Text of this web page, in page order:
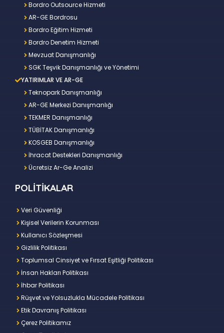
Bordro Outsource Hizmeti
AR-GE Bordrosu
Bordro Eğitim Hizmeti
Bordro Denetim Hizmeti
Mevzuat Danışmanlığı
SGK Teşvik Danışmanlığı ve Yönetimi
YATIRIMLAR VE AR-GE
Teknopark Danışmanlığı
AR-GE Merkezi Danışmanlığı
TEKMER Danışmanlığı
TÜBİTAK Danışmanlığı
KOSGEB Danışmanlığı
İhracat Destekleri Danışmanlığı
Ücretsiz Ar-Ge Analizi
POLİTİKALAR
Veri Güvenliği
Kişisel Verilerin Korunması
Kullanıcı Sözleşmesi
Gizlilik Politikası
Toplumsal Cinsiyet ve Fırsat Eşitliği Politikası
İnsan Hakları Politikası
İhbar Politikası
Rüşvet ve Yolsuzlukla Mücadele Politikası
Etik Davranış Politikası
Çerez Politikamız